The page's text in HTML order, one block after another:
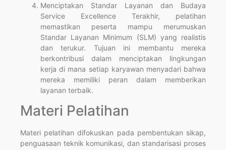
Menciptakan Standar Layanan dan Budaya
Service Excellence Terakhir, pelatihan
memastikan peserta mampu merumuskan
Standar Layanan Minimum (SLM) yang realistis
dan terukur. Tujuan ini membantu mereka
berkontribusi dalam menciptakan lingkungan
kerja di mana setiap karyawan menyadari bahwa
mereka memiliki peran dalam memberikan
layanan terbaik.
Materi Pelatihan
Materi pelatihan difokuskan pada pembentukan sikap,
penguasaan teknik komunikasi, dan standarisasi proses